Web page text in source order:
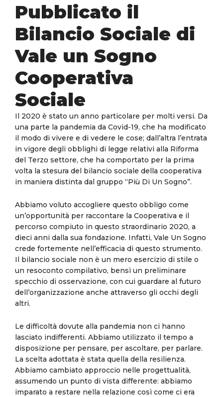
Pubblicato il
Bilancio Sociale di
Vale un Sogno
Cooperativa
Sociale
Il 2020 è stato un anno particolare per molti versi. Da
una parte la pandemia da Covid-19, che ha modificato
il modo di vivere e di vedere le cose; dall’altra l’entrata
in vigore degli obblighi di legge relativi alla Riforma
del Terzo settore, che ha comportato per la prima
volta la stesura del bilancio sociale della cooperativa
in maniera distinta dal gruppo “Più Di Un Sogno”.
Abbiamo voluto accogliere questo obbligo come
un’opportunità per raccontare la Cooperativa e il
percorso compiuto in questo straordinario 2020, a
dieci anni dalla sua fondazione. Infatti, Vale Un Sogno
crede fortemente nell’efficacia di questo strumento.
Il bilancio sociale non è un mero esercizio di stile o
un resoconto compilativo, bensì un preliminare
specchio di osservazione, con cui guardare al futuro
dell’organizzazione anche attraverso gli occhi degli
altri.
Le difficoltà dovute alla pandemia non ci hanno
lasciato indifferenti. Abbiamo utilizzato il tempo a
disposizione per pensare, per ascoltare, per parlare.
La scelta adottata è stata quella della resilienza.
Abbiamo cambiato approccio nelle progettualità,
assumendo un punto di vista differente: abbiamo
imparato a restare nella relazione così come ci era